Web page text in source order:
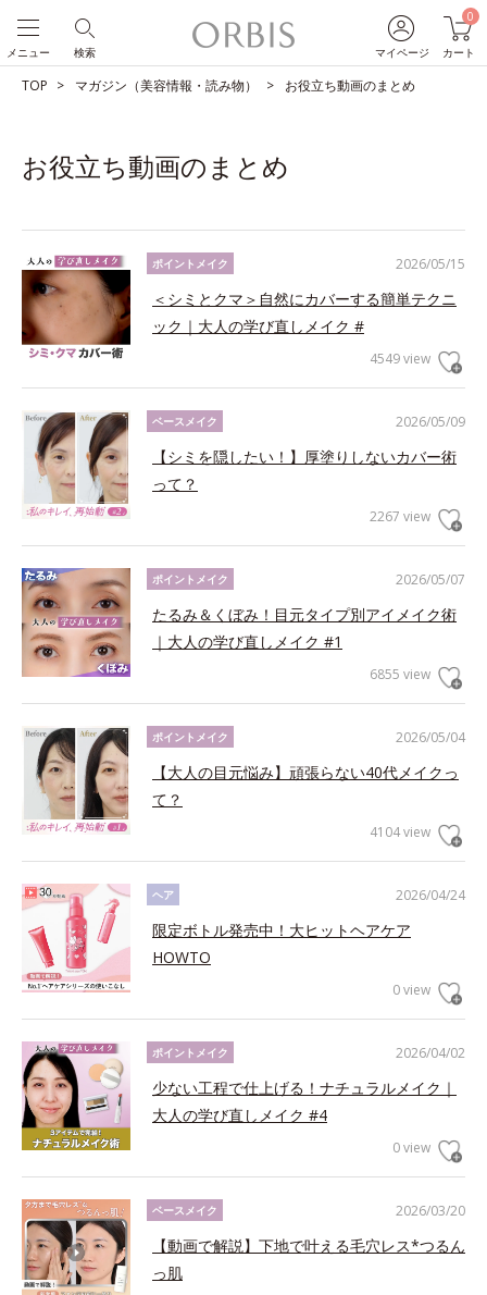
マイページ
0
カート
検索
メニュー
TOP マガジン（美容情報・読み物） お役立ち動画のまとめ
お役立ち動画のまとめ
2026/05/15
ポイントメイク
＜シミとクマ＞自然にカバーする簡単テクニ
ック｜大人の学び直しメイク #
4549 view
2026/05/09
ベースメイク
【シミを隠したい！】厚塗りしないカバー術
って？
2267 view
2026/05/07
ポイントメイク
たるみ＆くぼみ！目元タイプ別アイメイク術
｜大人の学び直しメイク #1
6855 view
2026/05/04
ポイントメイク
【大人の目元悩み】頑張らない40代メイクっ
て？
4104 view
2026/04/24
ヘア
限定ボトル発売中！大ヒットヘアケア
HOWTO
0 view
2026/04/02
ポイントメイク
少ない工程で仕上げる！ナチュラルメイク｜
大人の学び直しメイク #4
0 view
2026/03/20
ベースメイク
【動画で解説】下地で叶える毛穴レス*つるん
っ肌